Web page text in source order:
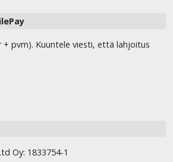
+ pvm). Kuuntele viesti, että lahjoitus
Oy: 1833754-1